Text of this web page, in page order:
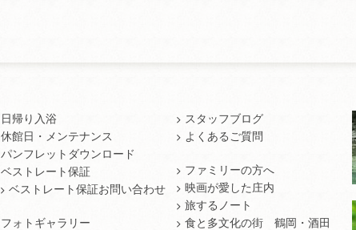
日帰り入浴
休館日・メンテナンス
パンフレットダウンロード
ベストレート保証
ベストレート保証お問い合わせ
フォトギャラリー
スタッフブログ
よくあるご質問
ファミリーの方へ
映画が愛した庄内
旅するノート
食と多文化の街 鶴岡・酒田